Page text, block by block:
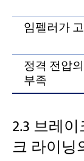
임펠러가
정격 전압
부족
2.3 브레
크 라이닝